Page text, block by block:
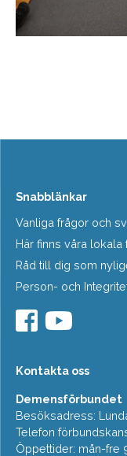
Snabblänkar
Vanliga frågor och
Här finns våra lokala
Råd till dig som
Person- och
Kontakta oss
Demensförbundet
Besöksadress:
Telefon
Öppettider: mån-fre